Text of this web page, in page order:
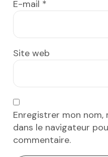
E-mail *
Site web
Enregistrer mon
dans le navigateur
commentaire.